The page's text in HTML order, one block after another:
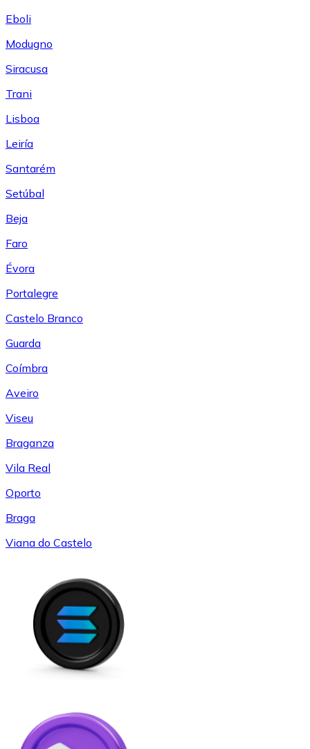
Eboli
Modugno
Siracusa
Trani
Lisboa
Leiría
Santarém
Setúbal
Beja
Faro
Évora
Portalegre
Castelo Branco
Guarda
Coímbra
Aveiro
Viseu
Braganza
Vila Real
Oporto
Braga
Viana do Castelo